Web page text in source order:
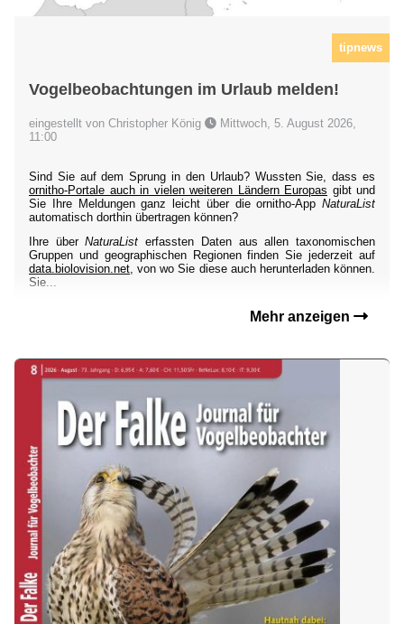
tipnews
Vogelbeobachtungen im Urlaub melden!
eingestellt von Christopher König
Mittwoch, 5. August 2026,
11:00
Sind Sie auf dem Sprung in den Urlaub? Wussten Sie, dass es
ornitho-Portale auch in vielen weiteren Ländern Europas gibt und
Sie Ihre Meldungen ganz leicht über die ornitho-App NaturaList
automatisch dorthin übertragen können?
Ihre überNaturaList erfassten Daten aus allen taxonomischen
Gruppen und geographischen Regionen finden Sie jederzeit auf
data.biolovision.net, von wo Sie diese auch herunterladen können.
Sie...
Mehr anzeigen